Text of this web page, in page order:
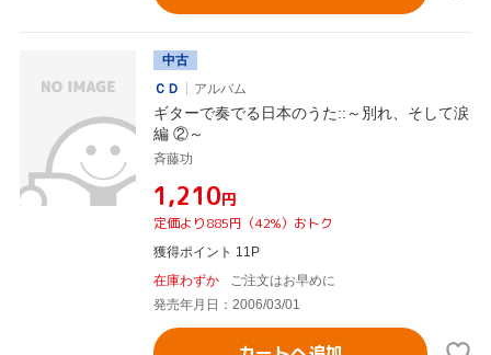
中古
ＣＤ
アルバム
ギターで奏でる日本のうた::～別れ、そして涙
編 ②～
斉藤功
¥1,210円
定価より885円（42%）おトク
獲得ポイント 11P
在庫わずか
ご注文はお早めに
発売年月日：2006/03/01